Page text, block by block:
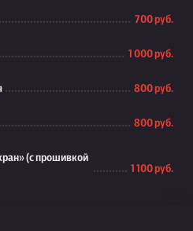
700 руб.
1 000 руб.
800 руб.
800 руб.
(с прошивкой
1 100 руб.